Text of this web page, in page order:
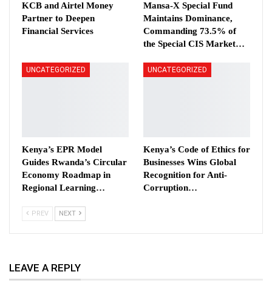
KCB and Airtel Money
Partner to Deepen
Financial Services
Mansa-X Special Fund
Maintains Dominance,
Commanding 73.5% of
the Special CIS Market…
UNCATEGORIZED
Kenya’s EPR Model
Guides Rwanda’s Circular
Economy Roadmap in
Regional Learning…
UNCATEGORIZED
Kenya’s Code of Ethics for
Businesses Wins Global
Recognition for Anti-
Corruption…
PREV NEXT
LEAVE A REPLY